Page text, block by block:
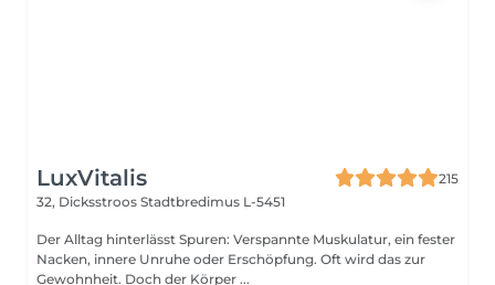
LuxVitalis
215
32, Dicksstroos Stadtbredimus L-5451
Der Alltag hinterlässt Spuren: Verspannte Muskulatur, ein fester
Nacken, innere Unruhe oder Erschöpfung. Oft wird das zur
Gewohnheit. Doch der Körper ...